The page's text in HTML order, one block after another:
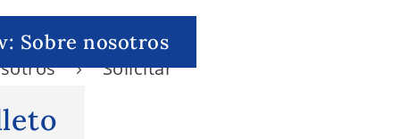
Sobre nosotros
Solicitar